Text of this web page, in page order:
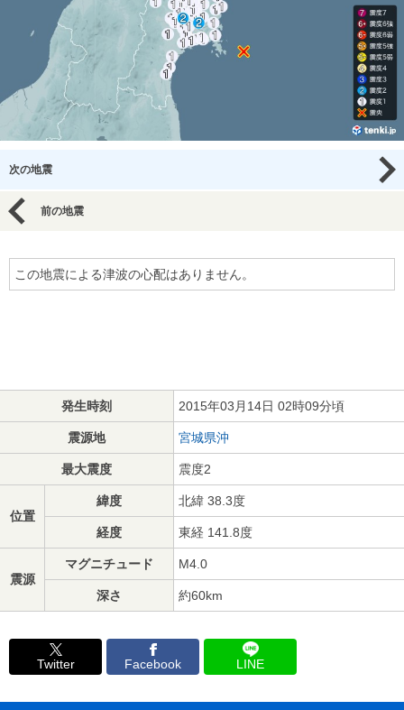
次の地震
前の地震
この地震による津波の心配はありません。
発生時刻 2015年03月14日 02時09分頃
震源地 宮城県沖
最大震度 震度2
位置
緯度 北緯 38.3度
経度 東経 141.8度
震源
マグニチュード M4.0
深さ 約60km
Twitter Facebook LINE